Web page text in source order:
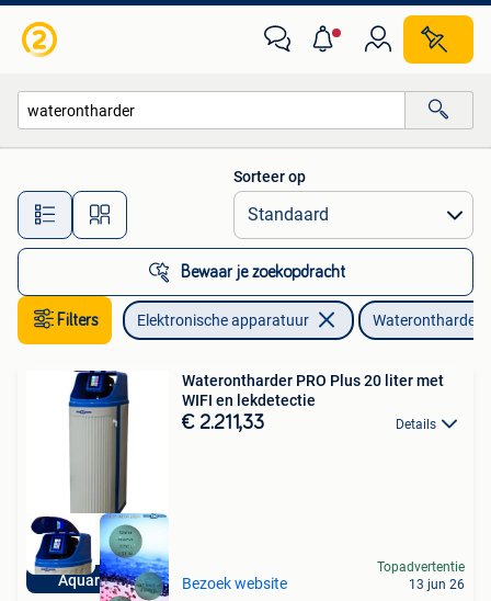
Alle afstanden…
Sorteer op
Bewaar je zoekopdracht
Filters Elektronische apparatuur Waterontharders
Aquariatics
Waterontharder PRO Plus 20 liter met
WIFI en lekdetectie
€ 2.211,33 Details
Bezoek website
Topadvertentie
13 jun 26